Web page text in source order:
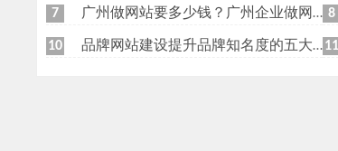
7 广州做网站要多少钱？广州企业做网站要找谁？ 8
10 品牌网站建设提升品牌知名度的五大原则 11